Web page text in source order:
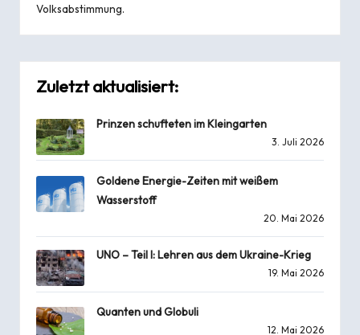
Volksabstimmung.
Zuletzt aktualisiert:
Prinzen schufteten im Kleingarten
3. Juli 2026
Goldene Energie-Zeiten mit weißem
Wasserstoff
20. Mai 2026
UNO – Teil I: Lehren aus dem Ukraine-Krieg
19. Mai 2026
Quanten und Globuli
12. Mai 2026